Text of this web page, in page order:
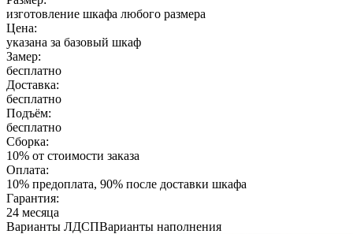
изготовление шкафа любого размера
Цена:
указана за базовый шкаф
Замер:
бесплатно
Доставка:
бесплатно
Подъём:
бесплатно
Сборка:
10% от стоимости заказа
Оплата:
10% предоплата, 90% после доставки шкафа
Гарантия:
24 месяца
Варианты ЛДСПВарианты наполнения